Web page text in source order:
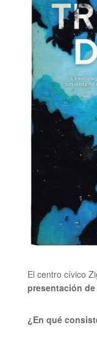
El centro cívico
presentación
¿En qué